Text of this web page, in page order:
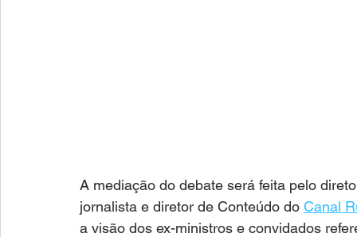
A mediação do debate será feita pelo
jornalista e diretor de Conteúdo do Canal
a visão dos ex-ministros e convidados